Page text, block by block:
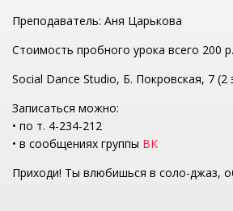
Преподаватель: Аня Царькова
Стоимость пробного урока всего 200
Social Dance Studio, Б. Покровская, 7 (2
Записаться можно:
• по т. 4-234-212
• в сообщениях группы ВК
Приходи! Ты влюбишься в соло-джаз,